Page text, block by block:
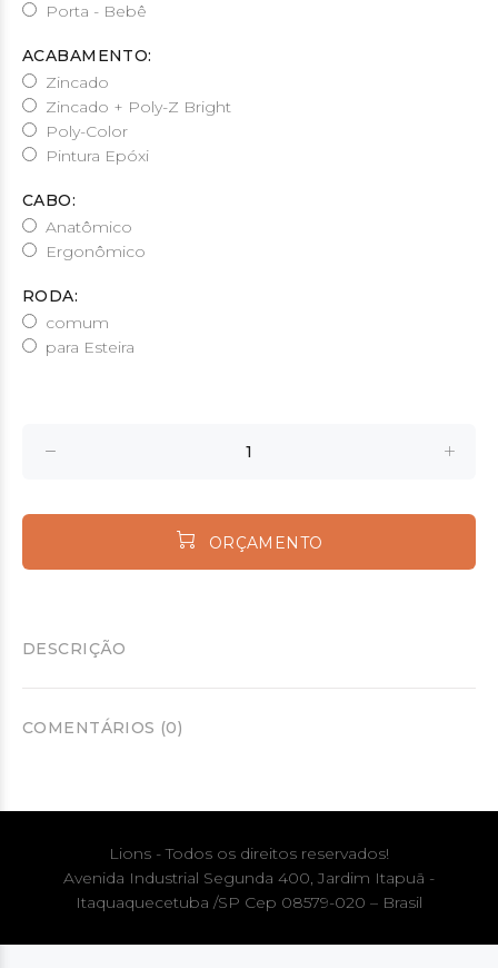
Porta - Bebê
ACABAMENTO:
Zincado
Zincado + Poly-Z Bright
Poly-Color
Pintura Epóxi
CABO:
Anatômico
Ergonômico
RODA:
comum
para Esteira
ORÇAMENTO
DESCRIÇÃO
COMENTÁRIOS (0)
Lions - Todos os direitos reservados!
Avenida Industrial Segunda 400, Jardim Itapuã -
Itaquaquecetuba /SP Cep 08579-020 – Brasil